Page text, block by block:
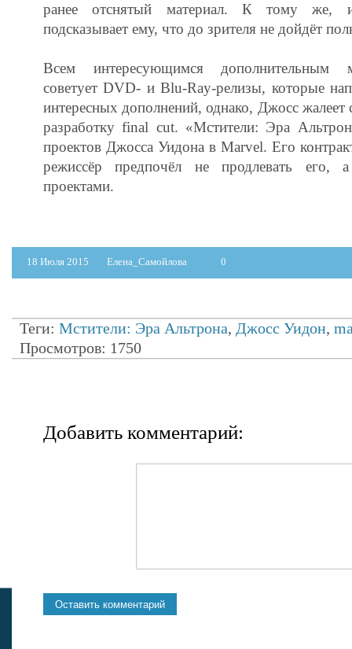
ранее отснятый материал. К тому же,
подсказывает ему, что до зрителя не дойдёт
Всем интересующимся дополнительным
советует DVD- и Blu-Ray-релизы, которые
интересных дополнений, однако, Джосс жалеет
разработку final cut. «Мстители: Эра
проектов Джосса Уидона в Marvel. Его
режиссёр предпочёл не продлевать его,
проектами.
18 Июля 2015 Елена_Самойлова 0
Теги: Мстители: Эра Альтрона, Джосс Уидон,
Просмотров: 1750
Добавить комментарий: